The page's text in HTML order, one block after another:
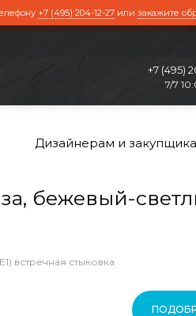
+7 (495) 204-12-27 или закажите
+7 (495)
7/7
Дизайнерам и
бежевый-
встречная стыковка